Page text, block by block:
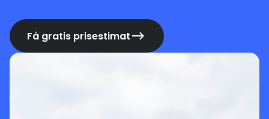
Få gratis prisestimat